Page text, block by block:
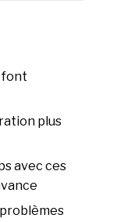
font
plus
avec ces